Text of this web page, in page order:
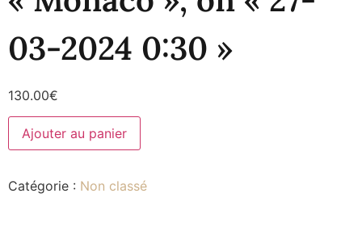
03-2024 0:30 »
130.00€
Ajouter au panier
Catégorie : Non classé